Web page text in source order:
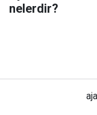
nelerdir?